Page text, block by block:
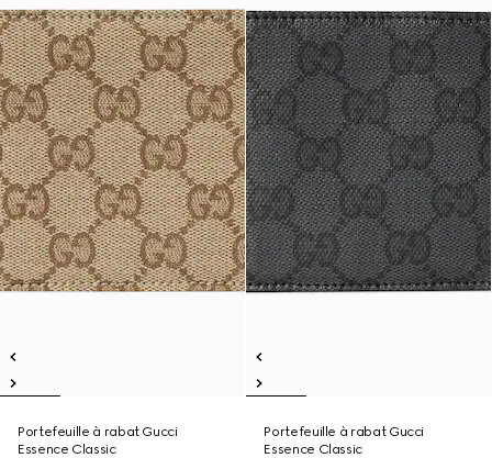
Portefeuille à rabat Gucci
Essence Classic
Portefeuille à rabat Gucci
Essence Classic